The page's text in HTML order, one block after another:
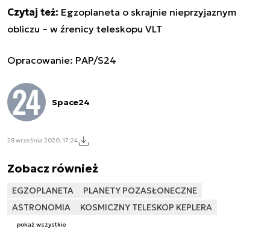
Czytaj też: Egzoplaneta o skrajnie nieprzyjaznym
obliczu – w źrenicy teleskopu VLT
Opracowanie: PAP/S24
Space24
28 września 2020, 17:24
Zobacz również
EGZOPLANETA
PLANETY POZASŁONECZNE
ASTRONOMIA
KOSMICZNY TELESKOP KEPLERA
pokaż wszystkie